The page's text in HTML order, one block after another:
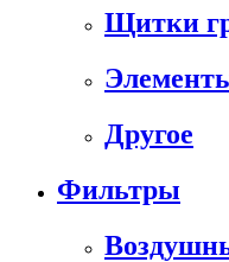
Щитки
Другое
Фильтры